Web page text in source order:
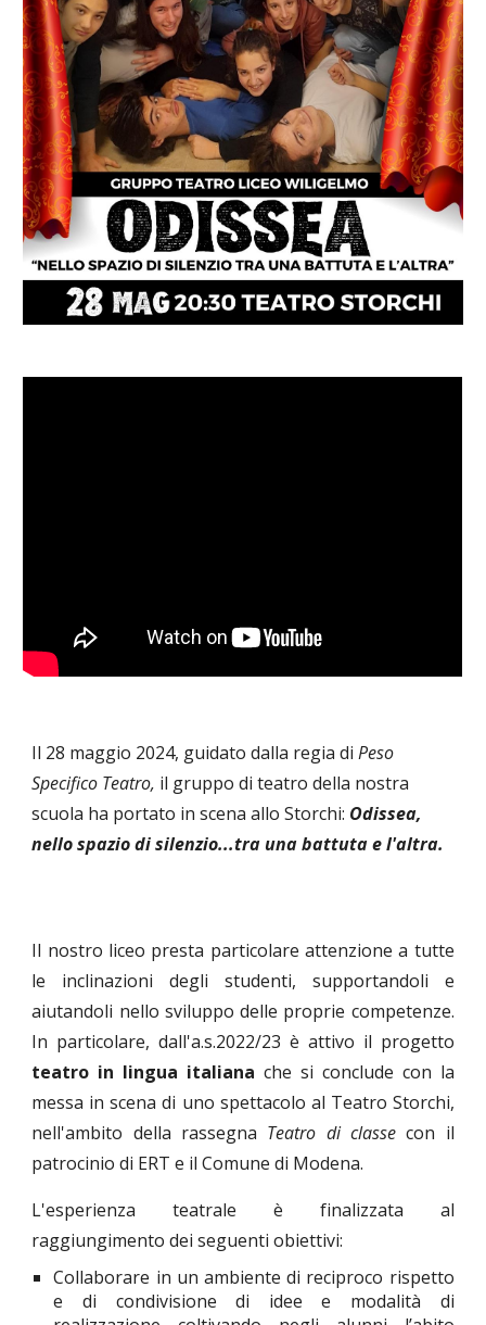
Il 28 maggio 2024, guidato dalla regia diPeso
Specifico Teatro, il gruppo di teatro della nostra
scuola ha portato in scena allo Storchi: Odissea,
nello spazio di silenzio...tra una battuta e l'altra.
Il nostro liceo presta particolare attenzione a tutte
le inclinazioni degli studenti, supportandoli e
aiutandoli nello sviluppo delle proprie competenze.
In particolare, dall'a.s.2022/23 è attivo il progetto
teatro in lingua italiana che si conclude con la
messa in scena di uno spettacolo al Teatro Storchi,
nell'ambito della rassegna Teatro di classecon il
patrocinio di ERT e il Comune di Modena.
L'esperienza teatrale è finalizzata al
raggiungimento dei seguenti obiettivi:
Collaborare in un ambiente di reciproco rispetto
e di condivisione di idee e modalità di